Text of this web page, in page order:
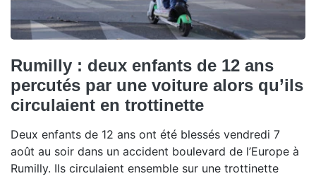
Rumilly : deux enfants de 12 ans
percutés par une voiture alors qu’ils
circulaient en trottinette
Deux enfants de 12 ans ont été blessés vendredi 7
août au soir dans un accident boulevard de l’Europe à
Rumilly. Ils circulaient ensemble sur une trottinette